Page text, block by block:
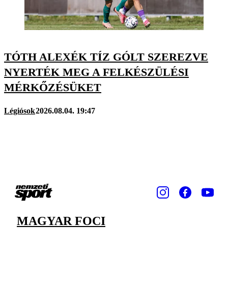
TÓTH ALEXÉK TÍZ GÓLT SZEREZVE
NYERTÉK MEG A FELKÉSZÜLÉSI
MÉRKŐZÉSÜKET
Légiósok2026.08.04. 19:47
MAGYAR FOCI